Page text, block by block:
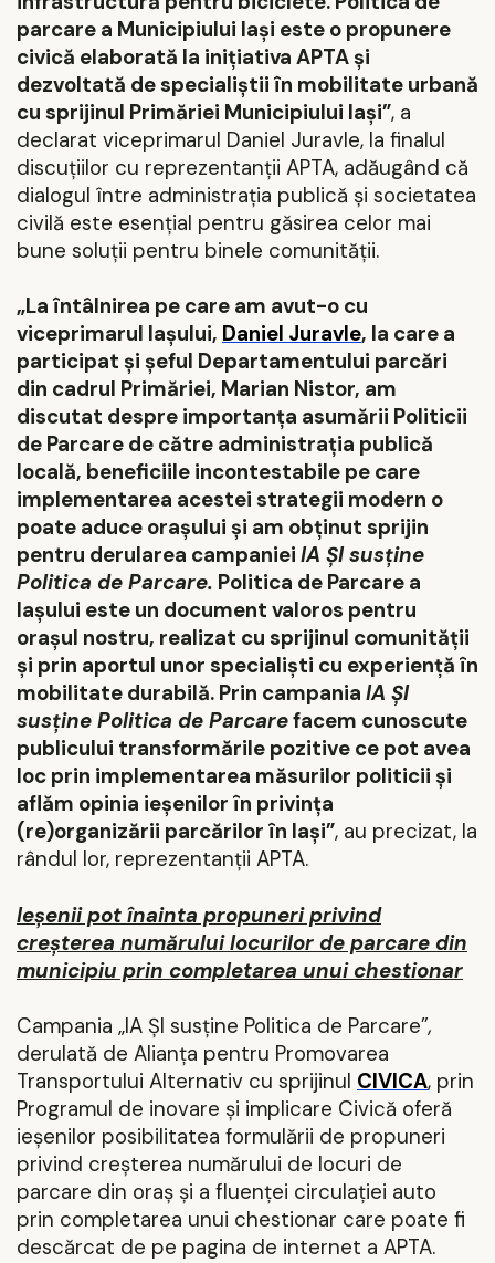
parcare a Municipiului Iași este o propunere
civică elaborată la inițiativa APTA și
dezvoltată de specialiștii în mobilitate urbană
cu sprijinul Primăriei Municipiului Iași”, a
declarat viceprimarul Daniel Juravle, la finalul
discuțiilor cu reprezentanții APTA, adăugând că
dialogul între administrația publică și societatea
civilă este esențial pentru găsirea celor mai
bune soluții pentru binele comunității.
„La întâlnirea pe care am avut-o cu
viceprimarul Iașului, Daniel Juravle, la care a
participat și șeful Departamentului parcări
din cadrul Primăriei, Marian Nistor, am
discutat despre importanța asumării Politicii
de Parcare de către administrația publică
locală, beneficiile incontestabile pe care
implementarea acestei strategii modern o
poate aduce orașului și am obținut sprijin
pentru derularea campaniei IA ȘI susține
Politica de Parcare. Politica de Parcare a
Iașului este un document valoros pentru
orașul nostru, realizat cu sprijinul comunității
și prin aportul unor specialiști cu experiență în
mobilitate durabilă. Prin campania IA ȘI
susține Politica de Parcarefacem cunoscute
publicului transformările pozitive ce pot avea
loc prin implementarea măsurilor politicii și
aflăm opinia ieșenilor în privința
(re)organizării parcărilor în Iași”, au precizat, la
rândul lor, reprezentanții APTA.
Ieșenii pot înainta propuneri privind
creșterea numărului locurilor de parcare din
municipiu prin completarea unui chestionar
Campania „IA ȘI susține Politica de Parcare”,
derulată de Alianța pentru Promovarea
Transportului Alternativ cu sprijinul CIVICA, prin
Programul de inovare și implicare Civică oferă
ieșenilor posibilitatea formulării de propuneri
privind creșterea numărului de locuri de
parcare din oraș și a fluenței circulației auto
prin completarea unui chestionar care poate fi
descărcat de pe pagina de internet a APTA.